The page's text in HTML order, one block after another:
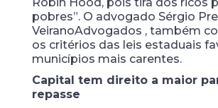
pobres”. O advogado Sérgio
VeiranoAdvogados , também
os critérios das leis estaduais
municípios mais carentes.
Capital tem direito a maior
repasse